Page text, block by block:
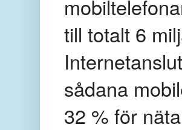
till totalt 6
sådana
32 % för